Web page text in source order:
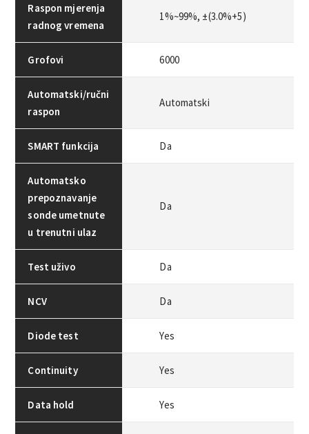
Raspon mjerenja
radnog vremena
1%~99%, ±(3.0%+5)
Grofovi 6000
Automatski/ručni
raspon
Automatski
SMART funkcija Da
Automatsko
prepoznavanje
sonde umetnute
u trenutni ulaz
Da
Test uživo Da
NCV Da
Diode test Yes
Continuity Yes
Data hold Yes